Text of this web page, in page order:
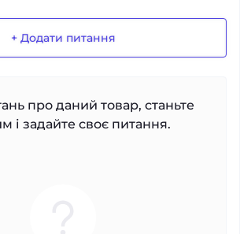
+ Додати питання
про даний товар, станьте
і задайте своє питання.